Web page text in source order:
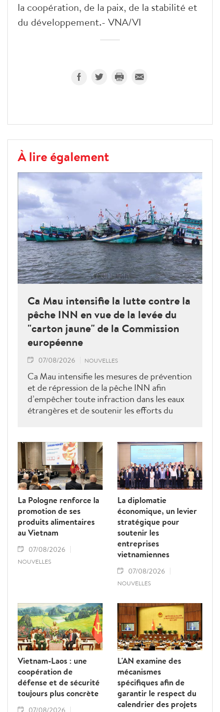
la coopération, de la paix, de la stabilité et
du développement.- VNA/VI
À lire également
Ca Mau intensifie la lutte contre la
pêche INN en vue de la levée du
"carton jaune" de la Commission
européenne
07/08/2026 NOUVELLES
Ca Mau intensifie les mesures de prévention
et de répression de la pêche INN afin
d’empêcher toute infraction dans les eaux
étrangères et de soutenir les efforts du
La Pologne renforce la
promotion de ses
produits alimentaires
au Vietnam
07/08/2026
NOUVELLES
La diplomatie
économique, un levier
stratégique pour
soutenir les
entreprises
vietnamiennes
07/08/2026
NOUVELLES
Vietnam-Laos : une
coopération de
défense et de sécurité
toujours plus concrète
L'AN examine des
mécanismes
spécifiques afin de
garantir le respect du
calendrier des projets